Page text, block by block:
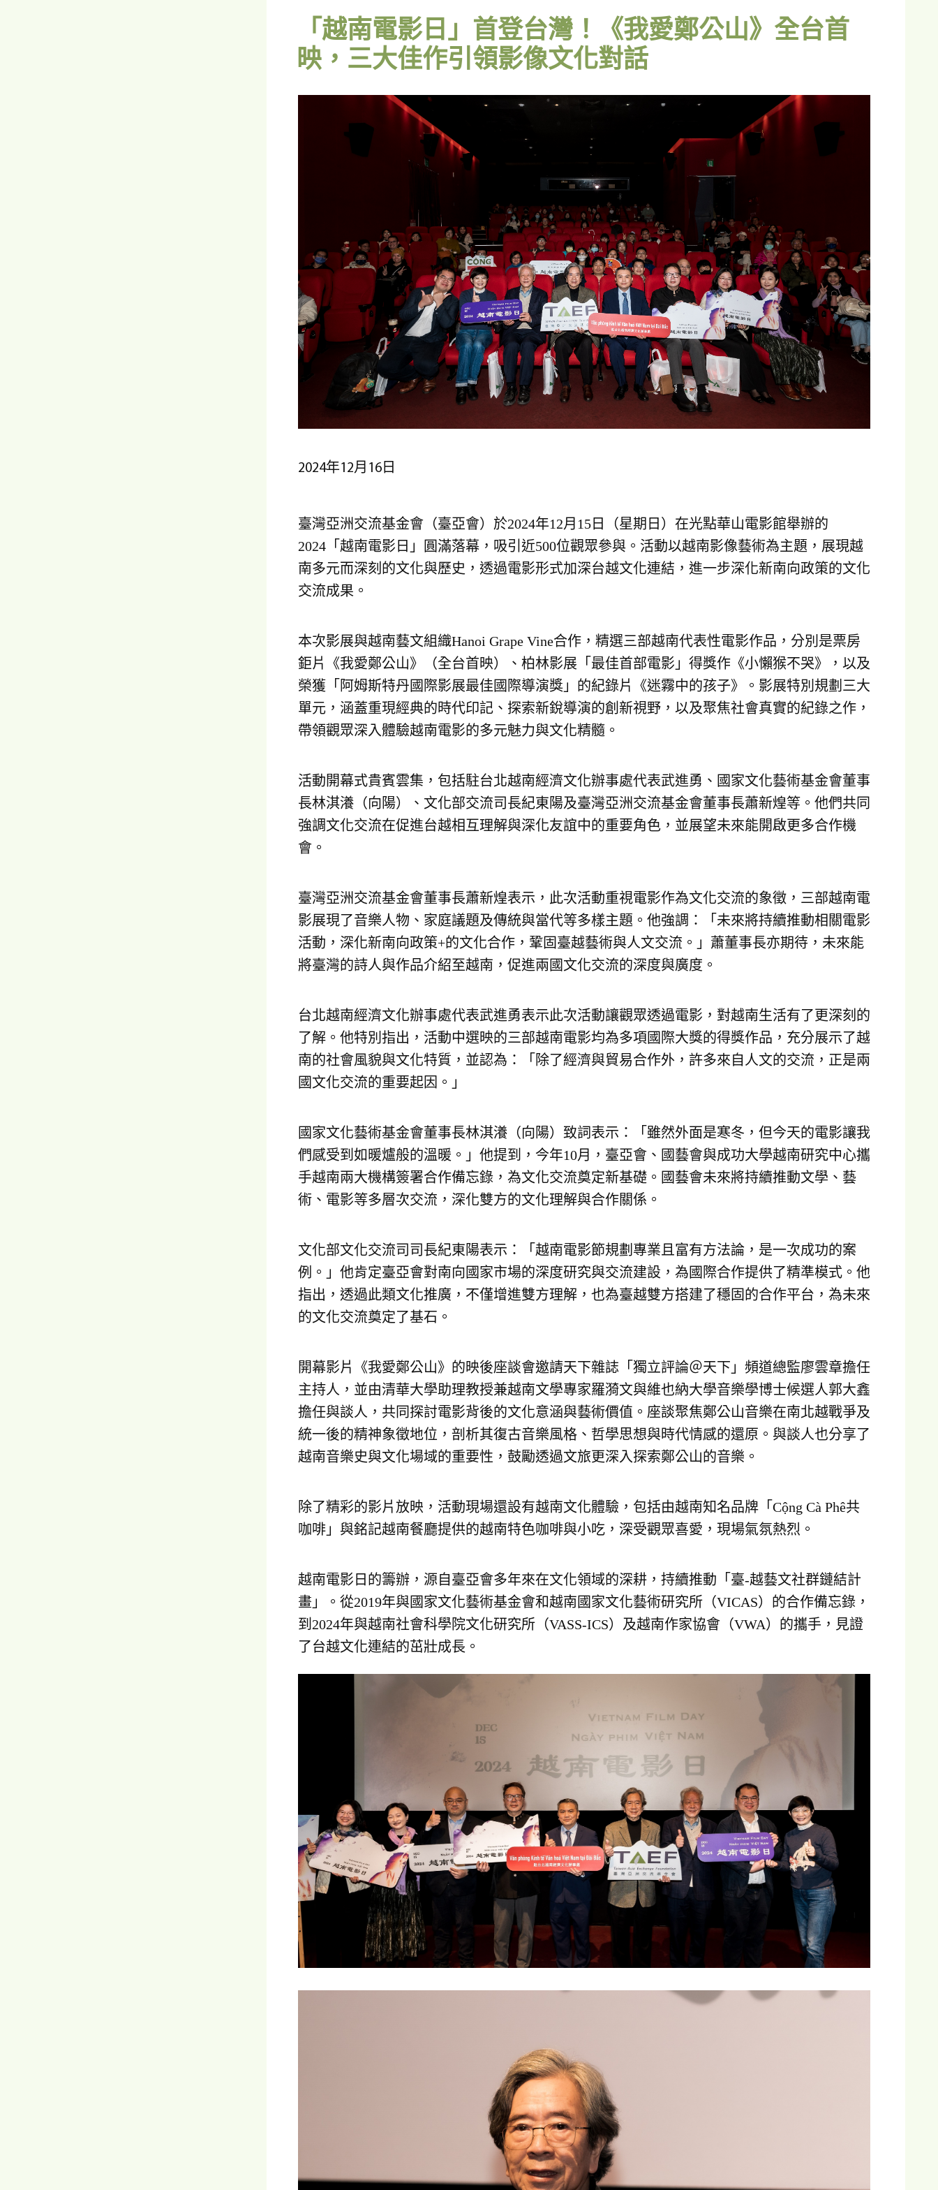
「越南電影日」首登台灣！《我愛鄭公山》全台首
映，三大佳作引領影像文化對話
2024年12月16日
臺灣亞洲交流基金會（臺亞會）於2024年12月15日（星期日）在光點華山電影館舉辦的
2024「越南電影日」圓滿落幕，吸引近500位觀眾參與。活動以越南影像藝術為主題，展現越
南多元而深刻的文化與歷史，透過電影形式加深台越文化連結，進一步深化新南向政策的文化
交流成果。
本次影展與越南藝文組織Hanoi Grape Vine合作，精選三部越南代表性電影作品，分別是票房
鉅片《我愛鄭公山》（全台首映）、柏林影展「最佳首部電影」得獎作《小懶猴不哭》，以及
榮獲「阿姆斯特丹國際影展最佳國際導演獎」的紀錄片《迷霧中的孩子》。影展特別規劃三大
單元，涵蓋重現經典的時代印記、探索新銳導演的創新視野，以及聚焦社會真實的紀錄之作，
帶領觀眾深入體驗越南電影的多元魅力與文化精髓。
活動開幕式貴賓雲集，包括駐台北越南經濟文化辦事處代表武進勇、國家文化藝術基金會董事
長林淇瀁（向陽）、文化部交流司長紀東陽及臺灣亞洲交流基金會董事長蕭新煌等。他們共同
強調文化交流在促進台越相互理解與深化友誼中的重要角色，並展望未來能開啟更多合作機
會。
臺灣亞洲交流基金會董事長蕭新煌表示，此次活動重視電影作為文化交流的象徵，三部越南電
影展現了音樂人物、家庭議題及傳統與當代等多樣主題。他強調：「未來將持續推動相關電影
活動，深化新南向政策+的文化合作，鞏固臺越藝術與人文交流。」蕭董事長亦期待，未來能
將臺灣的詩人與作品介紹至越南，促進兩國文化交流的深度與廣度。
台北越南經濟文化辦事處代表武進勇表示此次活動讓觀眾透過電影，對越南生活有了更深刻的
了解。他特別指出，活動中選映的三部越南電影均為多項國際大獎的得獎作品，充分展示了越
南的社會風貌與文化特質，並認為：「除了經濟與貿易合作外，許多來自人文的交流，正是兩
國文化交流的重要起因。」
國家文化藝術基金會董事長林淇瀁（向陽）致詞表示：「雖然外面是寒冬，但今天的電影讓我
們感受到如暖爐般的溫暖。」他提到，今年10月，臺亞會、國藝會與成功大學越南研究中心攜
手越南兩大機構簽署合作備忘錄，為文化交流奠定新基礎。國藝會未來將持續推動文學、藝
術、電影等多層次交流，深化雙方的文化理解與合作關係。
文化部文化交流司司長紀東陽表示：「越南電影節規劃專業且富有方法論，是一次成功的案
例。」他肯定臺亞會對南向國家市場的深度研究與交流建設，為國際合作提供了精準模式。他
指出，透過此類文化推廣，不僅增進雙方理解，也為臺越雙方搭建了穩固的合作平台，為未來
的文化交流奠定了基石。
開幕影片《我愛鄭公山》的映後座談會邀請天下雜誌「獨立評論＠天下」頻道總監廖雲章擔任
主持人，並由清華大學助理教授兼越南文學專家羅漪文與維也納大學音樂學博士候選人郭大鑫
擔任與談人，共同探討電影背後的文化意涵與藝術價值。座談聚焦鄭公山音樂在南北越戰爭及
統一後的精神象徵地位，剖析其復古音樂風格、哲學思想與時代情感的還原。與談人也分享了
越南音樂史與文化場域的重要性，鼓勵透過文旅更深入探索鄭公山的音樂。
除了精彩的影片放映，活動現場還設有越南文化體驗，包括由越南知名品牌「Cộng Cà Phê共
咖啡」與銘記越南餐廳提供的越南特色咖啡與小吃，深受觀眾喜愛，現場氣氛熱烈。
越南電影日的籌辦，源自臺亞會多年來在文化領域的深耕，持續推動「臺-越藝文社群鏈結計
畫」。從2019年與國家文化藝術基金會和越南國家文化藝術研究所（VICAS）的合作備忘錄，
到2024年與越南社會科學院文化研究所（VASS-ICS）及越南作家協會（VWA）的攜手，見證
了台越文化連結的茁壯成長。